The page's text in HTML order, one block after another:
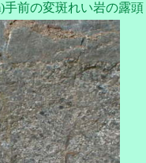
手前の変斑れい岩の露頭